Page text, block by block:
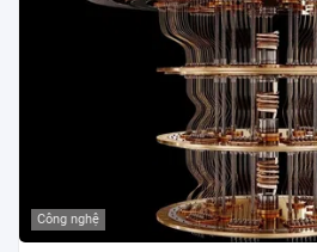
Công nghệ